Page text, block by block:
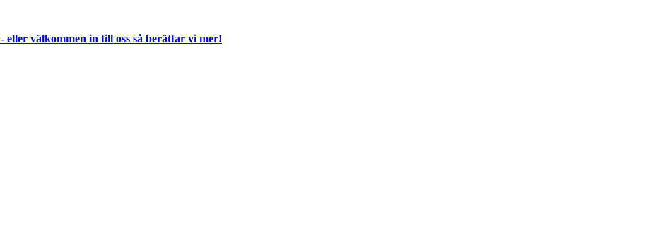
- eller välkommen in till oss så berättar vi mer!